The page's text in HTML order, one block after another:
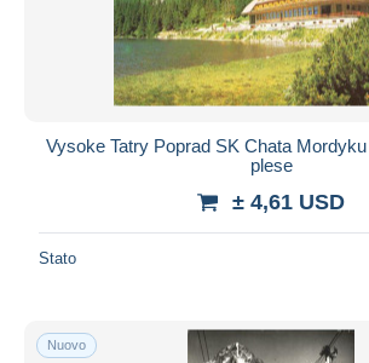
Vysoke Tatry Poprad SK Chata
plese
± 4,61 USD
Stato
Nuovo